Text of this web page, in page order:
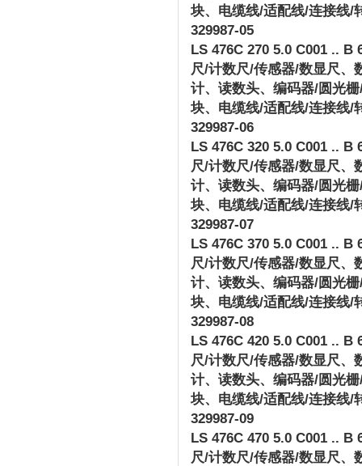
块、电缆线/适配线/连接线/
329987-05
LS 476C 270 5.0 C001 .. B
尺/计数尺/传感器/数显尺、
计、读数头、编码器/圆光栅
块、电缆线/适配线/连接线/
329987-06
LS 476C 320 5.0 C001 .. B
尺/计数尺/传感器/数显尺、
计、读数头、编码器/圆光栅
块、电缆线/适配线/连接线/
329987-07
LS 476C 370 5.0 C001 .. B
尺/计数尺/传感器/数显尺、
计、读数头、编码器/圆光栅
块、电缆线/适配线/连接线/
329987-08
LS 476C 420 5.0 C001 .. B
尺/计数尺/传感器/数显尺、
计、读数头、编码器/圆光栅
块、电缆线/适配线/连接线/
329987-09
LS 476C 470 5.0 C001 .. B
尺/计数尺/传感器/数显尺、